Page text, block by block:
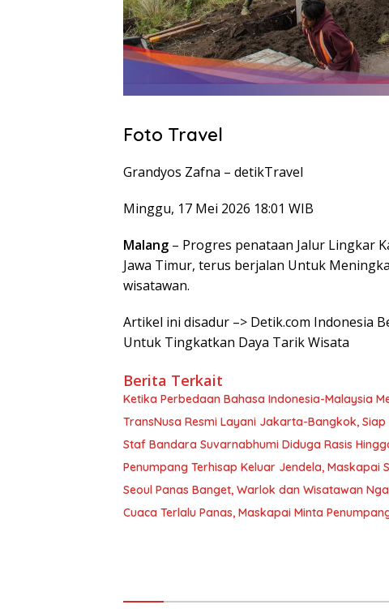
Foto Travel
Grandyos Zafna – detikTravel
Minggu, 17 Mei 2026 18:01 WIB
Malang – Progres penataan Jalur Lingkar
Jawa Timur, terus berjalan Untuk
wisatawan.
Artikel ini disadur –> Detik.com Indonesia
Untuk Tingkatkan Daya Tarik Wisata
Berita Terkait
Ketika Perbedaan Bahasa Indonesia-Malaysia
TransNusa Resmi Layani Jakarta-Bangkok,
Staf Bandara Suvarnabhumi Diduga Rasis
Penumpang Terhisap Keluar Jendela, Maskapai
Seoul Panas Banget, Warlok dan Wisatawan
Cuaca Terlalu Panas, Maskapai Minta